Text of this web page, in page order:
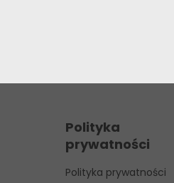
Polityka
prywatności
Polityka prywatności